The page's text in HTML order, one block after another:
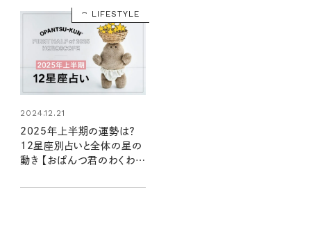
LIFESTYLE
2024.12.21
2025年上半期の運勢は？
12星座別占いと全体の星の
動き 【おぱんつ君のわくわく